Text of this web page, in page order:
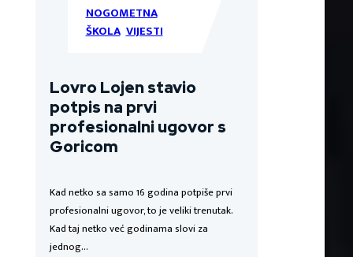
NOGOMETNA
ŠKOLA,VIJESTI
Lovro Lojen stavio
potpis na prvi
profesionalni ugovor s
Goricom
Kad netko sa samo 16 godina potpiše prvi
profesionalni ugovor, to je veliki trenutak.
Kad taj netko već godinama slovi za
jednog…